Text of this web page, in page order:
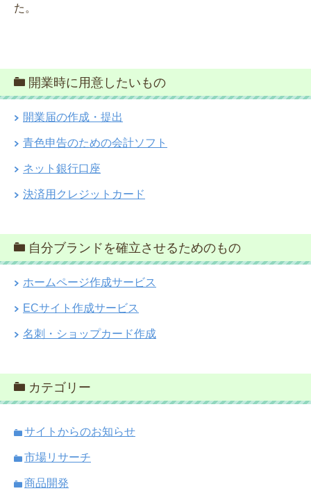
た。
開業時に用意したいもの
開業届の作成・提出
青色申告のための会計ソフト
ネット銀行口座
決済用クレジットカード
自分ブランドを確立させるためのもの
ホームページ作成サービス
ECサイト作成サービス
名刺・ショップカード作成
カテゴリー
サイトからのお知らせ
市場リサーチ
商品開発